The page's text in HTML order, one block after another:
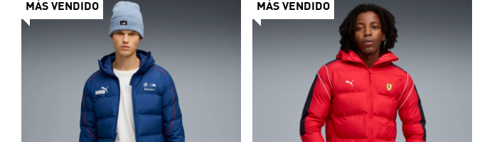
MÁS VENDIDO MÁS VENDIDO